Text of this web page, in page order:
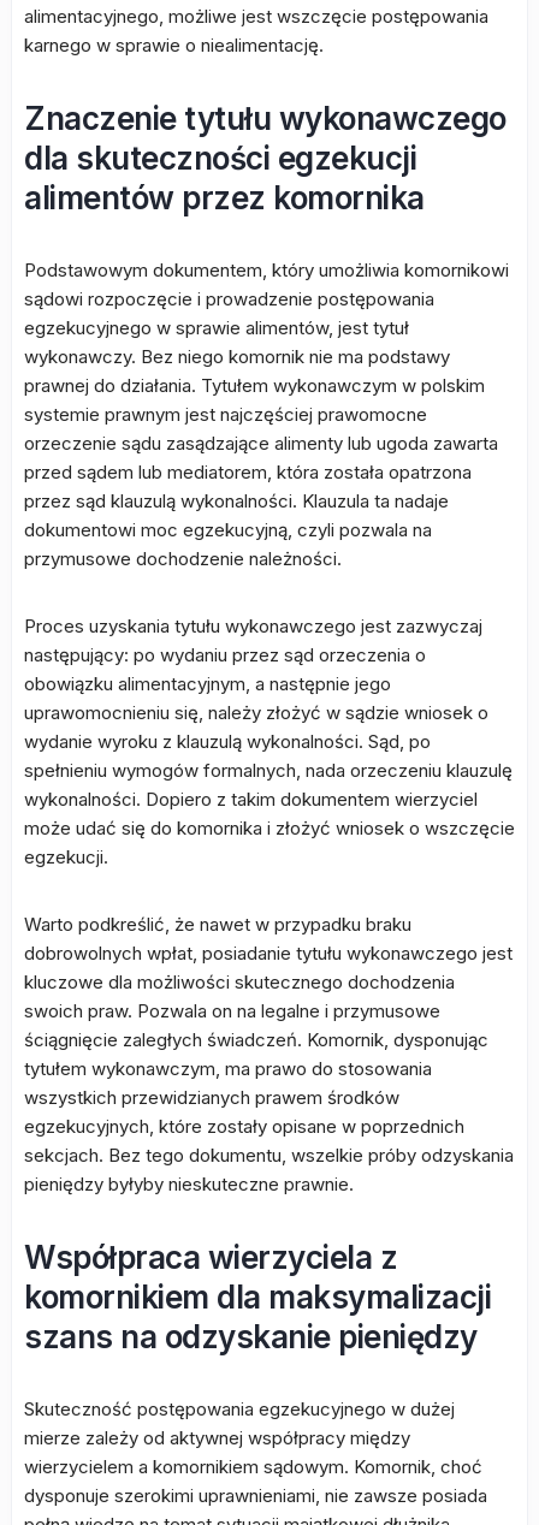
alimentacyjnego, możliwe jest wszczęcie postępowania
karnego w sprawie o niealimentację.
Znaczenie tytułu wykonawczego
dla skuteczności egzekucji
alimentów przez komornika
Podstawowym dokumentem, który umożliwia komornikowi
sądowi rozpoczęcie i prowadzenie postępowania
egzekucyjnego w sprawie alimentów, jest tytuł
wykonawczy. Bez niego komornik nie ma podstawy
prawnej do działania. Tytułem wykonawczym w polskim
systemie prawnym jest najczęściej prawomocne
orzeczenie sądu zasądzające alimenty lub ugoda zawarta
przed sądem lub mediatorem, która została opatrzona
przez sąd klauzulą wykonalności. Klauzula ta nadaje
dokumentowi moc egzekucyjną, czyli pozwala na
przymusowe dochodzenie należności.
Proces uzyskania tytułu wykonawczego jest zazwyczaj
następujący: po wydaniu przez sąd orzeczenia o
obowiązku alimentacyjnym, a następnie jego
uprawomocnieniu się, należy złożyć w sądzie wniosek o
wydanie wyroku z klauzulą wykonalności. Sąd, po
spełnieniu wymogów formalnych, nada orzeczeniu klauzulę
wykonalności. Dopiero z takim dokumentem wierzyciel
może udać się do komornika i złożyć wniosek o wszczęcie
egzekucji.
Warto podkreślić, że nawet w przypadku braku
dobrowolnych wpłat, posiadanie tytułu wykonawczego jest
kluczowe dla możliwości skutecznego dochodzenia
swoich praw. Pozwala on na legalne i przymusowe
ściągnięcie zaległych świadczeń. Komornik, dysponując
tytułem wykonawczym, ma prawo do stosowania
wszystkich przewidzianych prawem środków
egzekucyjnych, które zostały opisane w poprzednich
sekcjach. Bez tego dokumentu, wszelkie próby odzyskania
pieniędzy byłyby nieskuteczne prawnie.
Współpraca wierzyciela z
komornikiem dla maksymalizacji
szans na odzyskanie pieniędzy
Skuteczność postępowania egzekucyjnego w dużej
mierze zależy od aktywnej współpracy między
wierzycielem a komornikiem sądowym. Komornik, choć
dysponuje szerokimi uprawnieniami, nie zawsze posiada